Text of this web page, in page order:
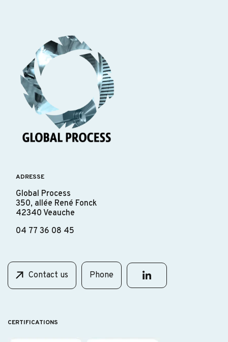
ADRESSE
Global Process
350, allée René Fonck
42340 Veauche
04 77 36 08 45
Contact us Phone
CERTIFICATIONS